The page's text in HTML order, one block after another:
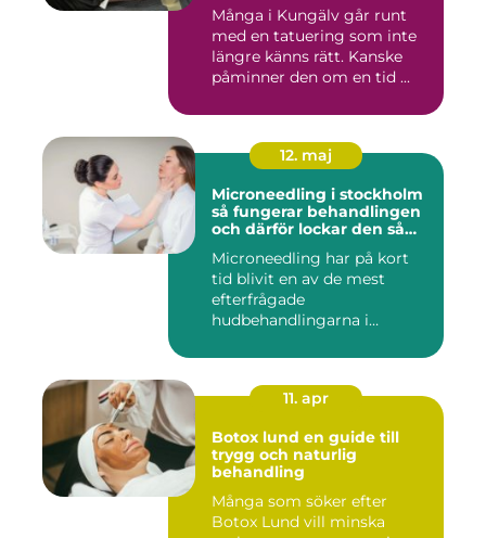
Många i Kungälv går runt
med en tatuering som inte
längre känns rätt. Kanske
påminner den om en tid ...
12. maj
Microneedling i stockholm
så fungerar behandlingen
och därför lockar den så
Microneedling har på kort
tid blivit en av de mest
efterfrågade
hudbehandlingarna i
11. apr
Botox lund en guide till
trygg och naturlig
behandling
Många som söker efter
Botox Lund vill minska